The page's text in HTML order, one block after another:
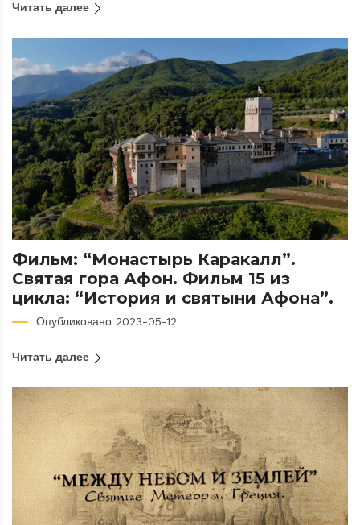
Читать далее
Фильм: “Монастырь Каракалл”.
Святая гора Афон. Фильм 15 из
цикла: “История и святыни Афона”.
Опубликовано 2023-05-12
Читать далее